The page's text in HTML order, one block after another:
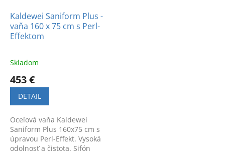
Kaldewei Saniform Plus -
vaňa 160 x 75 cm s Perl-
Effektom
Skladom
453 €
DETAIL
Oceľová vaňa Kaldewei
Saniform Plus 160x75 cm s
úpravou Perl-Effekt. Vysoká
odolnosť a čistota. Sifón